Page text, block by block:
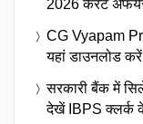
2026 करेंट
CG Vyapam
यहां डाउनलोड
सरकारी बैंक में
देखें IBPS क्लर्क